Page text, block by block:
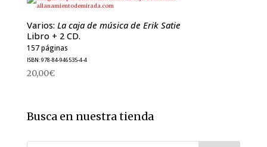
Varios: La caja de música de Erik Satie
Libro + 2 CD.
157 páginas
ISBN: 978-84-946535-4-4
20,00€
Busca en nuestra tienda